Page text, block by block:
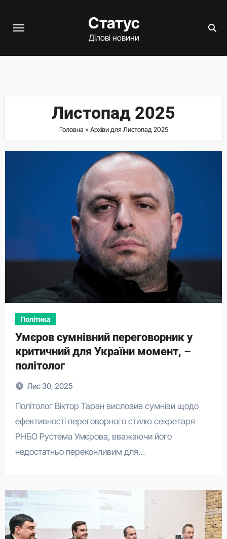
Статус
Ділові новини
Листопад 2025
Головна » Архіви для Листопад 2025
Політика
Умєров сумнівний переговорник у
критичний для України момент, –
політолог
Лис 30, 2025
Політолог Віктор Таран висловив сумніви щодо
ефективності переговорного стилю секретаря
РНБО Рустема Умєрова, вважаючи його
недостатньо переконливим для…